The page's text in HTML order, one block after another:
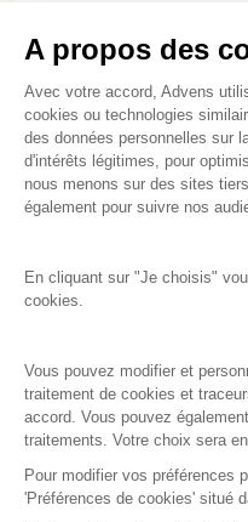
A propos des
Avec votre accord, Advens
cookies ou technologies
des données personnelles sur
d'intérêts légitimes, pour
nous menons sur des sites
également pour suivre nos
En cliquant sur "Je choisis"
cookies.
Vous pouvez modifier et
traitement de cookies et
accord. Vous pouvez
traitements. Votre choix sera
Pour modifier vos préférences
'Préférences de cookies' situé
En savoir plus
Note d’information
Expertise
Notre raison d’être
Recrutement